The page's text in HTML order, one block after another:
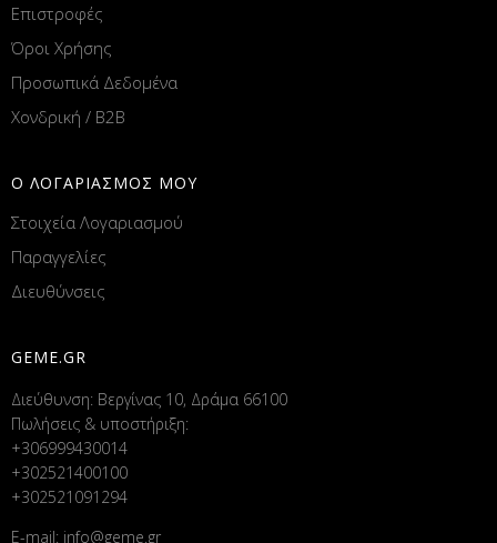
Επιστροφές
Όροι Χρήσης
Προσωπικά Δεδομένα
Χονδρική / B2B
Ο ΛΟΓΑΡΙΑΣΜΟΣ ΜΟΥ
Στοιχεία Λογαριασμού
Παραγγελίες
Διευθύνσεις
GEME.GR
Διεύθυνση: Βεργίνας 10, Δράμα 66100
Πωλήσεις & υποστήριξη:
+306999430014
+302521400100
+302521091294
E-mail: info@geme.gr